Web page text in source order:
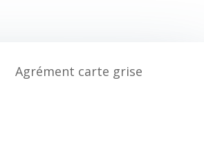
Agrément carte grise